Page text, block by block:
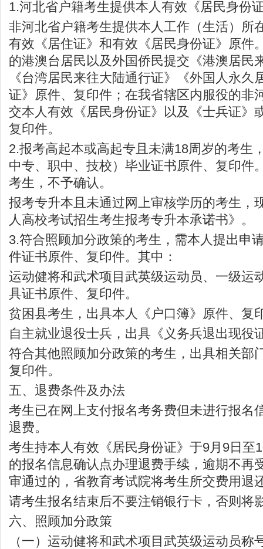
1.河北省户籍考生提供本人有效《居民身份
非河北省户籍考生提供本人工作（生活）所
有效《居住证》和有效《居民身份证》原件
的港澳台居民以及外国侨民提交《港澳居民
《台湾居民来往大陆通行证》《外国人永久
证》原件、复印件；在我省辖区内服役的非
交本人有效《居民身份证》以及《士兵证》
复印件。
2.报考高起本或高起专且未满18周岁的考生
中专、职中、技校）毕业证书原件、复印件
考生，不予确认。
报考专升本且未通过网上审核学历的考生，
人高校考试招生考生报考专升本承诺书》。
3.符合照顾加分政策的考生，需本人提出申
件证书原件、复印件。其中：
运动健将和武术项目武英级运动员、一级运
具证书原件、复印件。
贫困县考生，出具本人《户口簿》原件、复
自主就业退役士兵，出具《义务兵退出现役
符合其他照顾加分政策的考生，出具相关部
复印件。
五、退费条件及办法
考生已在网上支付报名考务费但未进行报名
退费。
考生持本人有效《居民身份证》于9月9日至
的报名信息确认点办理退费手续，逾期不再
审通过的，省教育考试院将考生所交费用退
请考生报名结束后不要注销银行卡，否则将
六、照顾加分政策
（一）运动健将和武术项目武英级运动员称